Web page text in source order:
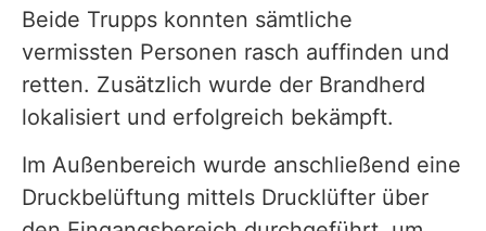
Beide Trupps konnten sämtliche
vermissten Personen rasch auffinden und
retten. Zusätzlich wurde der Brandherd
lokalisiert und erfolgreich bekämpft.
Im Außenbereich wurde anschließend eine
Druckbelüftung mittels Drucklüfter über